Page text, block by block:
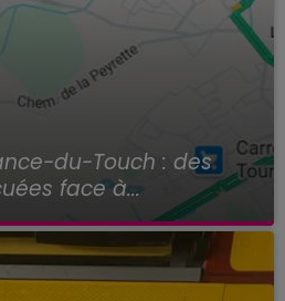
du-Touch : des
face à...